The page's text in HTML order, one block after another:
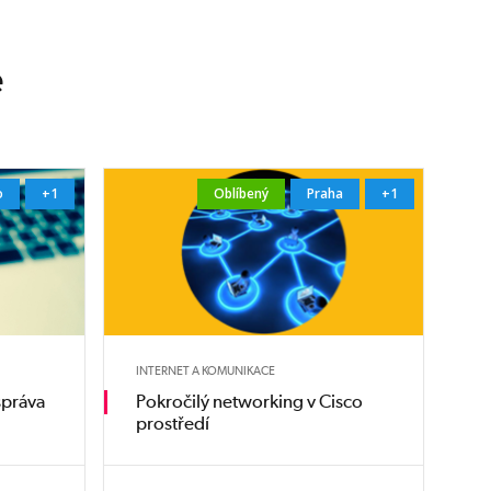
+1 Oblíbený Praha +1
INTERNET A KOMUNIKACE
Pokročilý networking v Cisco
prostředí